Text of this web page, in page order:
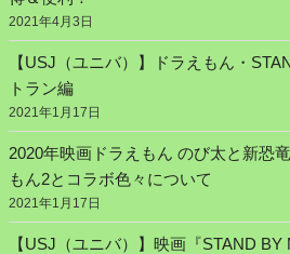
2021年4月3日
【USJ（ユニバ）】ドラえもん・
トラン編
2021年1月17日
2020年映画ドラえもん のび太と新恐
もん2とコラボ色々について
2021年1月17日
【USJ（ユニバ）】映画『STAND